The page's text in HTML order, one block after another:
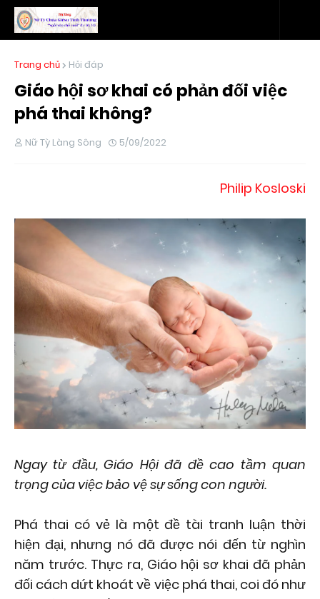
Trang chủ Hỏi đáp
Giáo hội sơ khai có phản đối việc
phá thai không?
Nữ Tỳ Làng Sông 5/09/2022
Philip Kosloski
Ngay từ đầu, Giáo Hội đã đề cao tầm quan
trọng của việc bảo vệ sự sống con người.
Phá thai có vẻ là một đề tài tranh luận thời
hiện đại, nhưng nó đã được nói đến từ nghìn
năm trước. Thực ra, Giáo hội sơ khai đã phản
đối cách dứt khoát về việc phá thai, coi đó như